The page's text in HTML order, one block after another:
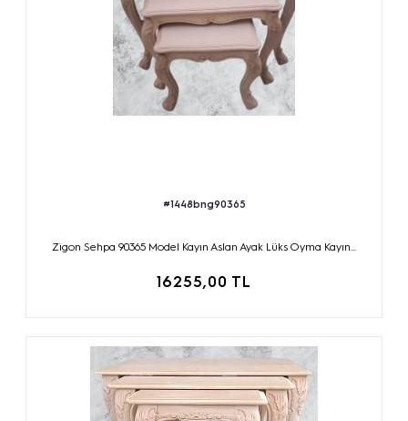
#1448bng90365
Zigon Sehpa 90365 Model Kayın Aslan Ayak Lüks Oyma Kayın...
16255,00 TL